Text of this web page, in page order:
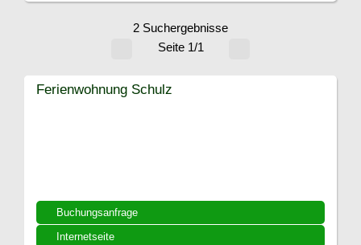
2 Suchergebnisse
Seite 1/1
Buchungsanfrage
Internetseite
Ferienwohnung Schulz